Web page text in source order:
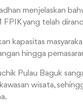
menjelaskan
yang telah
kapasitas
hingga
Pulau Baguk
wisata,